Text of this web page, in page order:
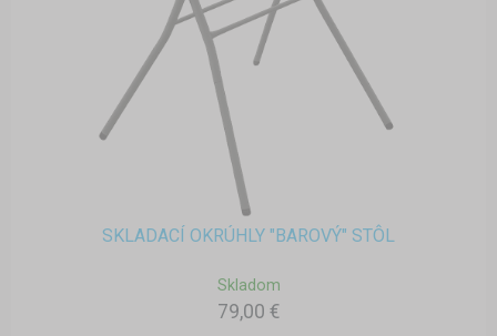
SKLADACÍ OKRÚHLY "BAROVÝ" STÔL
Skladom
79,00 €